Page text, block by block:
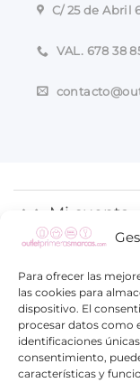
Para ofrecer las
las cookies para
dispositivo. El
procesar datos como
identificaciones
consentimiento,
características y
C/ 25 de Abril
VAL. 678 38
Mi cuenta